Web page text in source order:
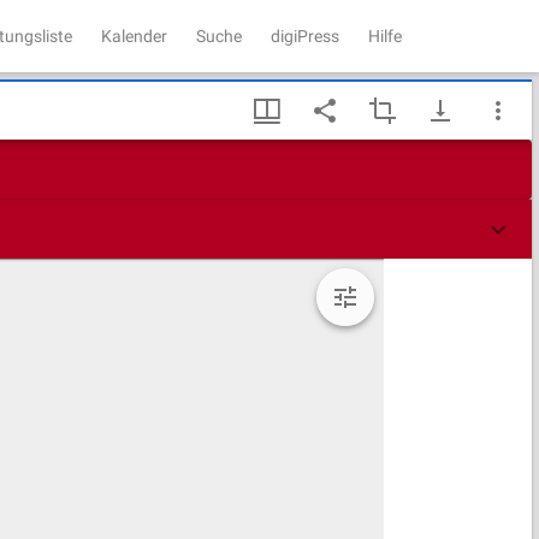
Kalender Suche digiPress Hilfe